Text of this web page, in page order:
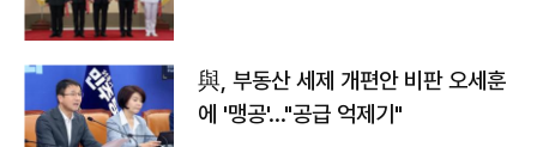
與, 부동산 세제 개편안 비판 오세훈
에 '맹공'…"공급 억제기"